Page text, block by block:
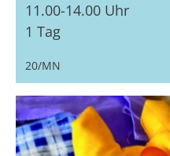
11.00-14.00 Uhr
1 Tag
20/MN